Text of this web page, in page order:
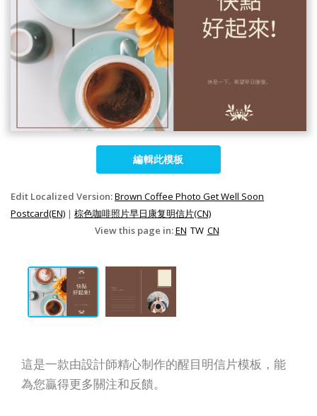
編輯此模板
Edit Localized Version:Brown Coffee Photo Get Well Soon
Postcard(EN) | 棕色咖啡照片早日康复明信片(CN)
View this page in:EN TW CN
這是一款由設計師精心制作的醒目明信片模板，能
為您贏得更多關注和反饋。